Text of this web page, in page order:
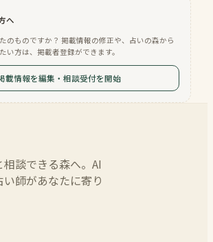
へ
のものですか？ 掲載情報の修正や、占いの森から
い方は、掲載者登録ができます。
載情報を編集・相談受付を開始
談できる森へ。AI
師があなたに寄り